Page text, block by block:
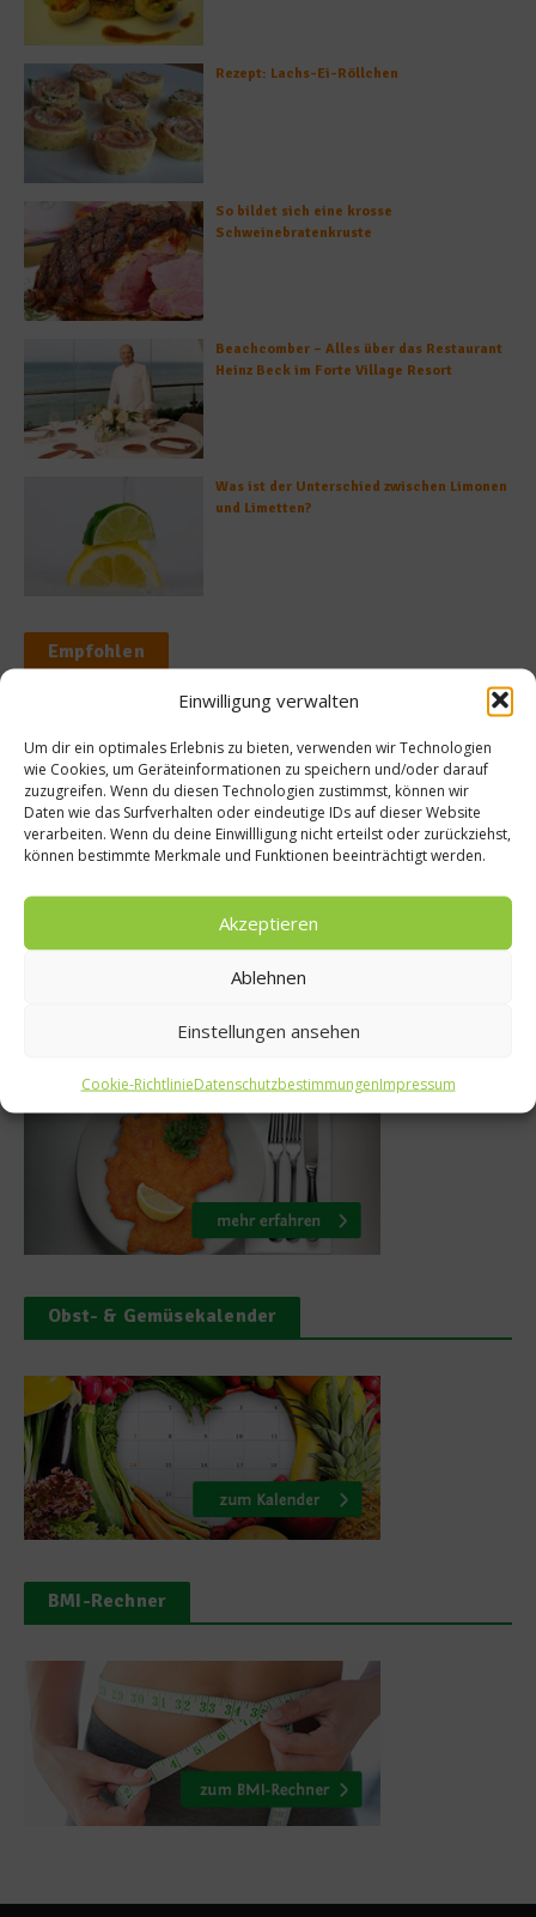
Einwilligung verwalten
Um dir ein optimales Erlebnis zu bieten, verwenden wir Technologien
wie Cookies, um Geräteinformationen zu speichern und/oder darauf
zuzugreifen. Wenn du diesen Technologien zustimmst, können wir
Daten wie das Surfverhalten oder eindeutige IDs auf dieser Website
verarbeiten. Wenn du deine Einwillligung nicht erteilst oder zurückziehst,
können bestimmte Merkmale und Funktionen beeinträchtigt werden.
Akzeptieren
Ablehnen
Einstellungen ansehen
Cookie-RichtlinieDatenschutzbestimmungenImpressum
Rezept: Lachs-Ei-Röllchen
So bildet sich eine krosse
Schweinebratenkruste
Beachcomber – Alles über das Restaurant
Heinz Beck im Forte Village Resort
Was ist der Unterschied zwischen Limonen
und Limetten?
Empfohlen
Rezepte
mit Koriander
Lachs
2017
Stoppt die
Genuss
10.
Was isst Deutschland
Obst- & Gemüsekalender
BMI-Rechner